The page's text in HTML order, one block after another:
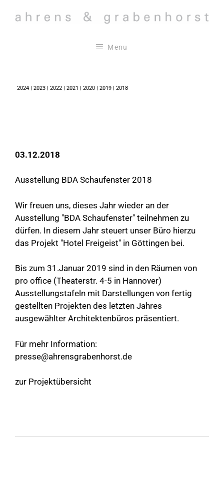
Menu
2024 | 2023 | 2022 | 2021 | 2020 | 2019 | 2018
03.12.2018
Ausstellung BDA Schaufenster 2018
Wir freuen uns, dieses Jahr wieder an der
Ausstellung "BDA Schaufenster" teilnehmen zu
dürfen. In diesem Jahr steuert unser Büro hierzu
das Projekt "Hotel Freigeist" in Göttingen bei.
Bis zum 31.Januar 2019 sind in den Räumen von
pro office (Theaterstr. 4-5 in Hannover)
Ausstellungstafeln mit Darstellungen von fertig
gestellten Projekten des letzten Jahres
ausgewählter Architektenbüros präsentiert.
Für mehr Information:
presse@ahrensgrabenhorst.de
zur Projektübersicht